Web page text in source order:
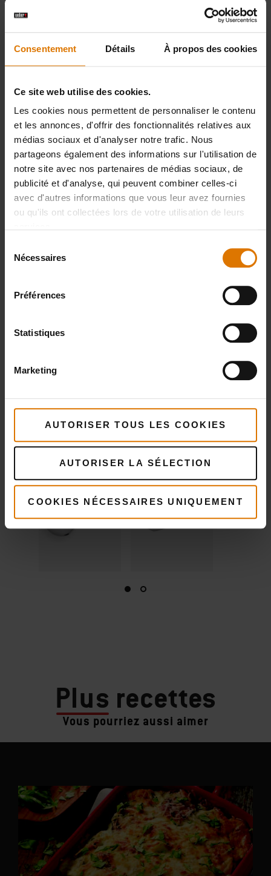
Consentement Détails À propos des cookies
Ce site web utilise des cookies.
Les cookies nous permettent de personnaliser le contenu
et les annonces, d'offrir des fonctionnalités relatives aux
médias sociaux et d'analyser notre trafic. Nous
partageons également des informations sur l'utilisation de
notre site avec nos partenaires de médias sociaux, de
publicité et d'analyse, qui peuvent combiner celles-ci
avec d'autres informations que vous leur avez fournies
ou qu'ils ont collectées lors de votre utilisation de leurs
Nécessaires
Préférences
Statistiques
Marketing
AUTORISER TOUS LES COOKIES
AUTORISER LA SÉLECTION
COOKIES NÉCESSAIRES UNIQUEMENT
Pierre à pizza
PRINT THIS LIST
Accessoires
recommandés
Roulette à
Plus recettes
Vous pourriez aussi aimer